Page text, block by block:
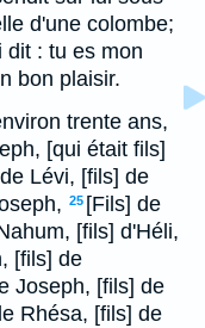
d'une colombe;
dit : tu es mon
bon plaisir.
trente ans,
[qui était fils]
Lévi, [fils] de
25 [Fils] de
[fils] d'Héli,
[fils] de
Joseph, [fils] de
Rhésa, [fils] de